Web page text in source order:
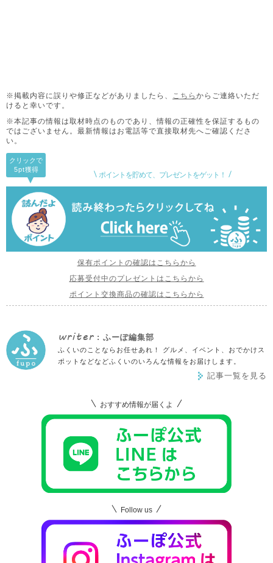
※掲載内容に誤りや修正などがありましたら、 こちら からご連絡いただ
けると幸いです。
※本記事の情報は取材時点のものであり、情報の正確性を保証するもの
ではございません。 最新情報はお電話等で直接取材先へご確認くださ
い。
ポイントを貯めて、プレゼントをゲット！
クリックで
5pt獲得
保有ポイントの確認はこちらから
応募受付中のプレゼントはこちらから
ポイント交換商品の確認はこちらから
writer : ふーぽ編集部
ふくいのことならお任せあれ！ グルメ、イベント、おでかけス
ポットなどなどふくいのいろんな情報をお届けします。
記事一覧を見る
おすすめ情報が届くよ
Follow us